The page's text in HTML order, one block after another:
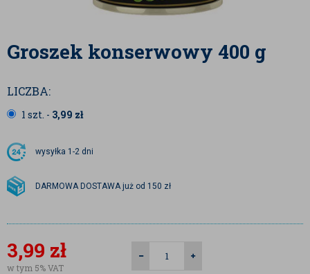
Groszek konserwowy 400 g
LICZBA:
1 szt. - 3,99 zł
wysyłka 1-2 dni
DARMOWA DOSTAWA już od 150 zł
3,99 zł
w tym 5% VAT